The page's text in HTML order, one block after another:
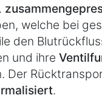
welche bei
den
und ihre
Der
.